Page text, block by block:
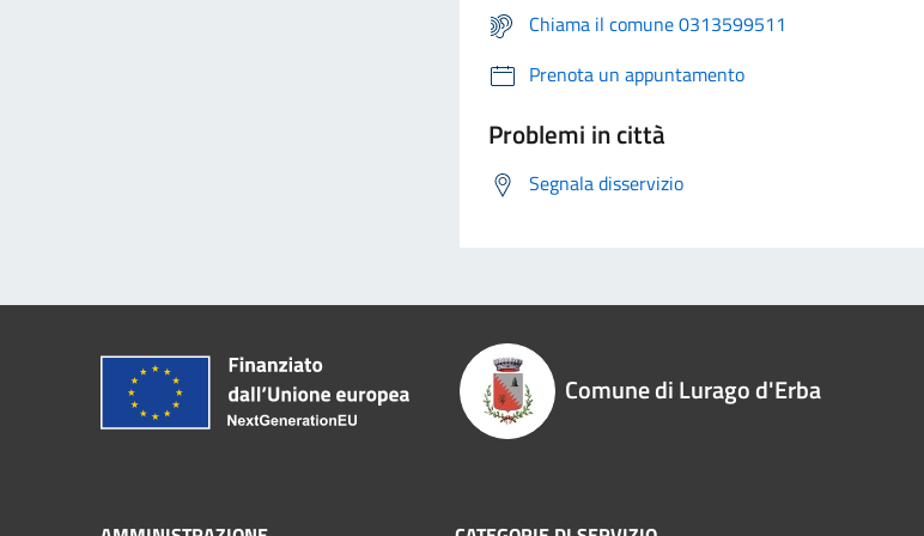
Chiama il comune 0313599511
Prenota un appuntamento
Problemi in città
Segnala disservizio
Comune di Lurago d'Erba